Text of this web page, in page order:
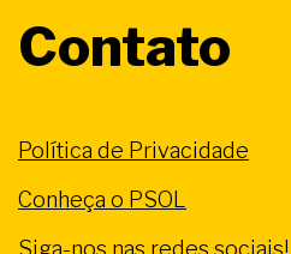
Contato
Política de Privacidade
Conheça o PSOL
Siga-nos nas redes sociais!